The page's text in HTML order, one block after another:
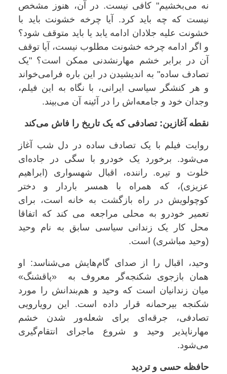
نه می‌بخشیم" کافی نیست. در آن، هنوز مشخص
نیست که چه باید کرد. آیا چرخه خشونت باید با
خشونت علیه جلادان ادامه یابد یا باید متوقف شود؟
و اگر ادامه چرخه خشونت مطلوب نیست، آیا توقف
آن در برابر خشم مهارنشدنی ممکن است؟ "یک
تصادف ساده" به اندیشیدن در این باره فرامی‌خواند
و هر کنشگر سیاسی ایرانی، با نگاه به این فیلم،
وجدان خود و جامعه‌اش را در آئینه آن می‌بیند.
نقطه آغازین: تصادفی که یک تاریخ را فاش می‌کند
روایت فیلم با یک تصادف ساده در دل شب آغاز
می‌شود. برخورد یک خودرو با سگی در جاده‌ای
خلوت و تیره. راننده، اقبال شهسواری (ابراهیم
عزیزی)، که همراه با همسر باردار و دختر
کوچولویش در راه بازگشت به خانه است، برای
تعمیر خودرو به محلی مراجعه می کند که اتفاقا
محل کار یک زندانی سیاسی سابق به نام وحید
(وحید مباشری) است.
وحید، اقبال را از صدای گام‌هایش می‌شناسد: او
همان بازجوی شکنجه‌گر معروف به «پاقشنگ»
میان زندانیان است که وحید و هم‌بندانش را مورد
شکنجه بیرحمانه قرار داده است. این رویارویی
تصادفی، جرقه‌ای برای شعله‌ور شدن خشم
مهارناپذیر وحید و شروع ماجرای انتقام‌گیری
می‌شود.
حافظه حسی و تردید